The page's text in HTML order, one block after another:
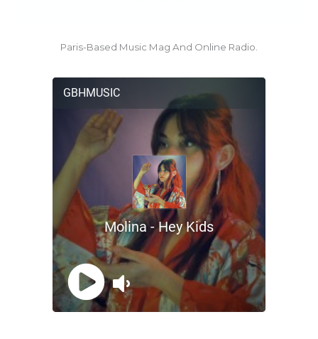
Paris-Based Music Mag And Online Radio.